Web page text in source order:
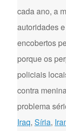
cada ano, a
autoridades
encobertos
porque os
policiais
contra
problema
Iraq, Síria,